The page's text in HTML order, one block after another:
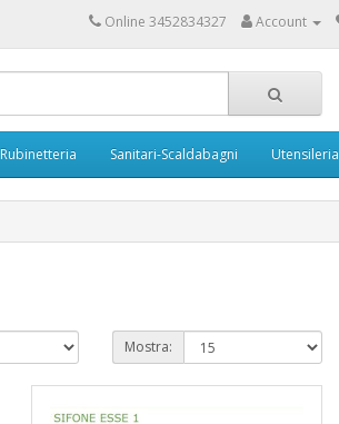
Online 3452834327 Account
Rubinetteria Sanitari-Scaldabagni Utensileria
Mostra: